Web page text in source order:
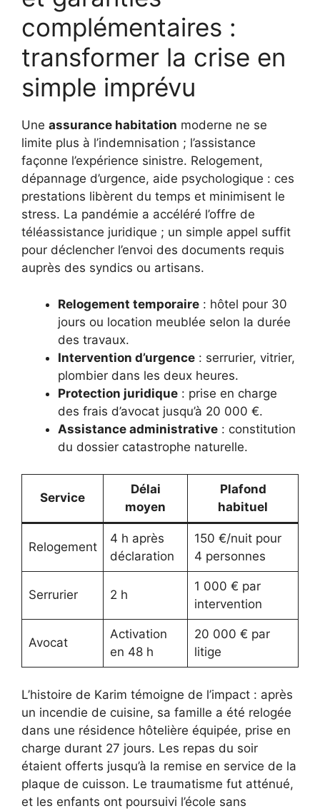
complémentaires :
transformer la crise en
simple imprévu
Une assurance habitation moderne ne se
limite plus à l’indemnisation ; l’assistance
façonne l’expérience sinistre. Relogement,
dépannage d’urgence, aide psychologique : ces
prestations libèrent du temps et minimisent le
stress. La pandémie a accéléré l’offre de
téléassistance juridique ; un simple appel suffit
pour déclencher l’envoi des documents requis
auprès des syndics ou artisans.
Relogement temporaire : hôtel pour 30
jours ou location meublée selon la durée
des travaux.
Intervention d’urgence : serrurier, vitrier,
plombier dans les deux heures.
Protection juridique : prise en charge
des frais d’avocat jusqu’à 20 000 €.
Assistance administrative : constitution
du dossier catastrophe naturelle.
Service
Délai
moyen
Plafond
habituel
Relogement
4 h après
déclaration
150 €/nuit pour
4 personnes
Serrurier 2 h
1 000 € par
intervention
Avocat
Activation
en 48 h
20 000 € par
litige
L’histoire de Karim témoigne de l’impact : après
un incendie de cuisine, sa famille a été relogée
dans une résidence hôtelière équipée, prise en
charge durant 27 jours. Les repas du soir
étaient offerts jusqu’à la remise en service de la
plaque de cuisson. Le traumatisme fut atténué,
et les enfants ont poursuivi l’école sans